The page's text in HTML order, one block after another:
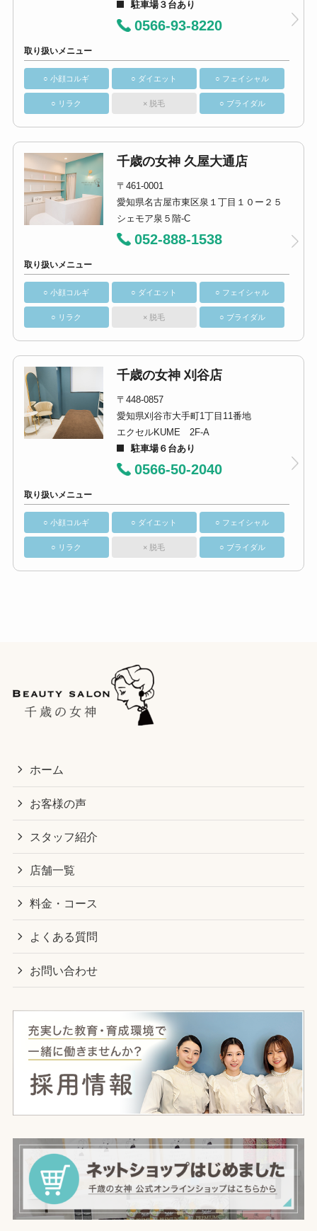
駐車場３台あり
0566-93-8220
取り扱いメニュー
○ 小顔コルギ ○ ダイエット ○ フェイシャル
○ リラク × 脱毛 ○ ブライダル
千歳の女神 久屋大通店
〒461-0001
愛知県名古屋市東区泉１丁目１０ー２５
シェモア泉５階-C
052-888-1538
取り扱いメニュー
○ 小顔コルギ ○ ダイエット ○ フェイシャル
○ リラク × 脱毛 ○ ブライダル
千歳の女神 刈谷店
〒448-0857
愛知県刈谷市大手町1丁目11番地
エクセルKUME 2F-A
駐車場６台あり
0566-50-2040
取り扱いメニュー
○ 小顔コルギ ○ ダイエット ○ フェイシャル
○ リラク × 脱毛 ○ ブライダル
ホーム
お客様の声
スタッフ紹介
店舗一覧
料金・コース
よくある質問
お問い合わせ